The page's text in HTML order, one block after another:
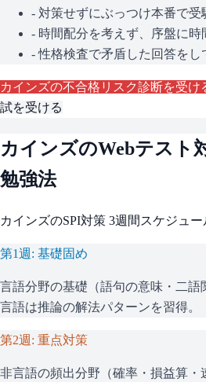
- 対策せずにぶっつけ本番で受
- 時間配分を考えず、序盤に時
- 性格検査で矛盾した回答をし
カインズの不合格リスク診断を受
試を受ける
カインズのWebテスト
勉強法
カインズのSPI対策 3週間スケジュー
第1週: 基礎固め
言語分野の基礎（語句の意味・二
言語は推論の解法パターンを習得。
第2週: 重点対策
非言語の頻出分野（確率・損益算・